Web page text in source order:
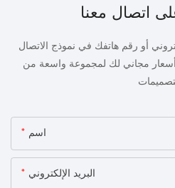
اتصال معنا
أو رقم هاتفك في نموذج الاتصال
مجاني لك لمجموعة واسعة من
اسم
البريد الإلكتروني